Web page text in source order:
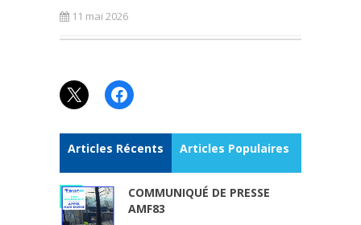
11 mai 2026
X Facebook
Articles Récents Articles Populaires
COMMUNIQUÉ DE PRESSE
AMF83